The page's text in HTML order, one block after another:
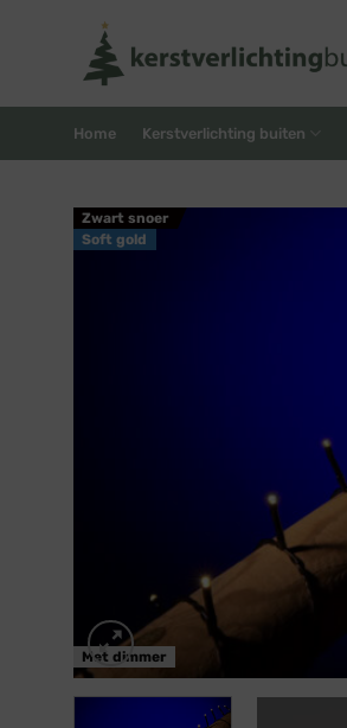
Home Kerstverlichting buiten
Zwart snoer
Soft gold
Met dimmer